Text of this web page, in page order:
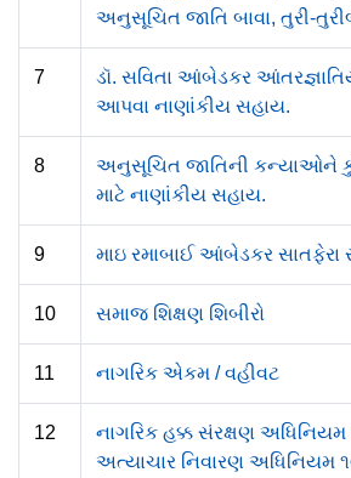
અનુસૂચિત જાતિ બાવા, તુરી-
7
ડૉ. સવિતા આંબેડકર
આપવા નાણાંકીય સહાય.
8
અનુસૂચિત જાતિની કન્યાઓને
માટે નાણાંકીય સહાય.
9 માઇ રમાબાઈ આંબેડકર
10 સમાજ શિક્ષણ શિબીરો
11 નાગરિક એકમ / વહીવટ
12
નાગરિક હક્ક સંરક્ષણ
અત્યાચાર નિવારણ અધિનિયમ